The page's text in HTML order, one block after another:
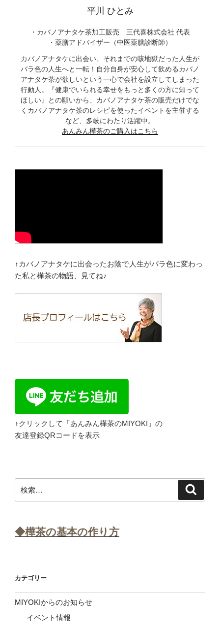
平川 ひとみ
・カバノアナタケ茶加工販売 三代喜株式会社 代表
・薬膳アドバイザー（中医薬膳診断師）
カバノアナタケに出会い、それまでの咳地獄だった人生が
バラ色の人生へと一転！自分自身が安心して飲めるカバノ
アナタケ茶が欲しいという一心で会社を設立してしまった
行動人。『健康でいられる幸せをもっと多くの方に知って
ほしい』との願いから、カバノアナタケ茶の販売だけでな
くカバノアナタケ茶のレシピを使ったイベントを主催する
など、多岐にわたり活躍中。
あんみん樺茶のご購入はこちら
↑カバノアナタケに出会ったお陰で人生がバラ色に変わっ
た私と樺茶の物語、見てね♪
↑クリックして「あんみん樺茶のMIYOKI」の
友達登録QRコードを表示
索:
◆樺茶の基本の作り方
カテゴリー
MIYOKIからのお知らせ
イベント情報